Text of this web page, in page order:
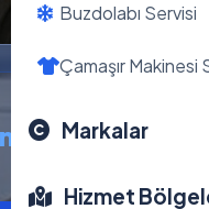
Buzdolabı Servisi
Çamaşır Makinesi
Markalar
Hizmet